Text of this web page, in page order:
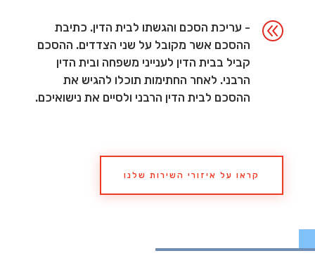
@
- עריכת הסכם והגשתו לבית הדין. כתיבת
ההסכם אשר מקובל על שני הצדדים. ההסכם
קביל בבית הדין לענייני משפחה ובית הדין
הרבני. לאחר החתימות תוכלו להגיש את
ההסכם לבית הדין הרבני ולסיים את נישואיכם.
קראו על איזורי השירות שלנו